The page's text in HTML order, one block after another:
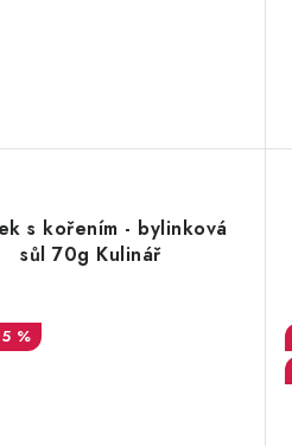
s kořením - bylinková
sůl 70g Kulinář
%